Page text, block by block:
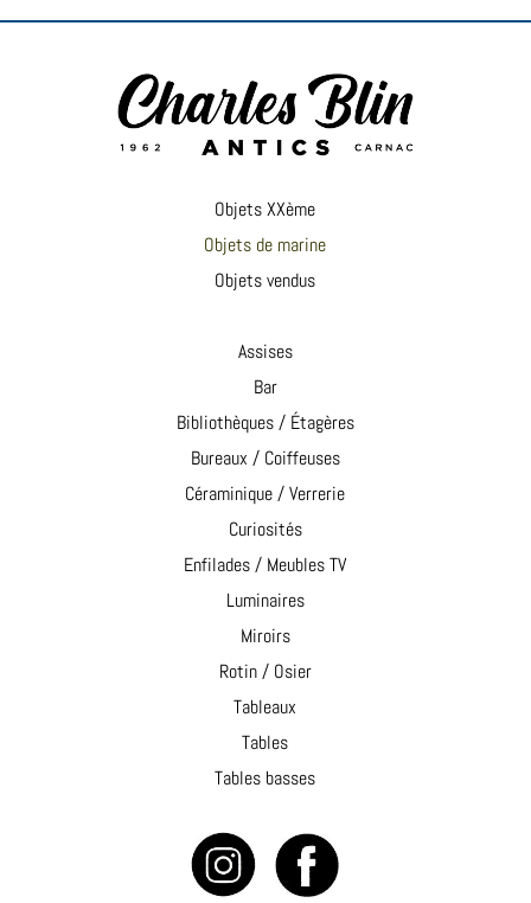
Objets XXème
Objets de marine
Objets vendus
Assises
Bar
Bibliothèques / Étagères
Bureaux / Coiffeuses
Céraminique / Verrerie
Curiosités
Enfilades / Meubles TV
Luminaires
Miroirs
Rotin / Osier
Tableaux
Tables
Tables basses